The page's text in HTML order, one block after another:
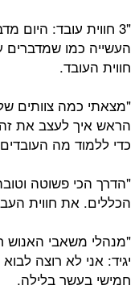
"3 חווית עובד: היום
העשייה כמו שמדברים
חווית העובד.
"מצאתי כמה צוותים
הראש איך לעצב את
כדי ללמוד מה
"הדרך הכי פשוטה
הכללים. את חווית
"מנהלי משאבי
יגיד: אני לא רוצה
חמישי בעשר בלילה.